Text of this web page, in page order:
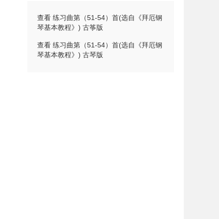
查看 练习曲第（51-54）首(选自《拜厄钢
琴基本教程》) 古筝版
查看 练习曲第（51-54）首(选自《拜厄钢
琴基本教程》) 古琴版